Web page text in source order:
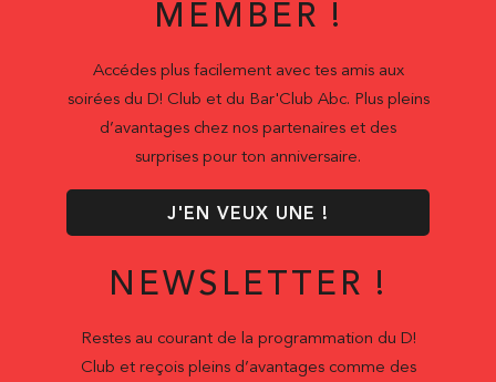
MEMBER !
Accédes plus facilement avec tes amis aux
soirées du D! Club et du Bar'Club Abc. Plus pleins
d’avantages chez nos partenaires et des
surprises pour ton anniversaire.
J'EN VEUX UNE !
NEWSLETTER !
Restes au courant de la programmation du D!
Club et reçois pleins d’avantages comme des